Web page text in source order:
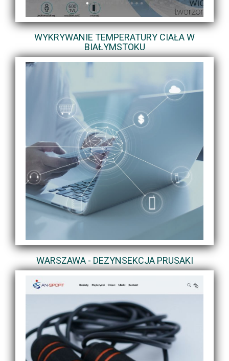
WYKRYWANIE TEMPERATURY CIAŁA W
BIAŁYMSTOKU
WARSZAWA - DEZYNSEKCJA PRUSAKI